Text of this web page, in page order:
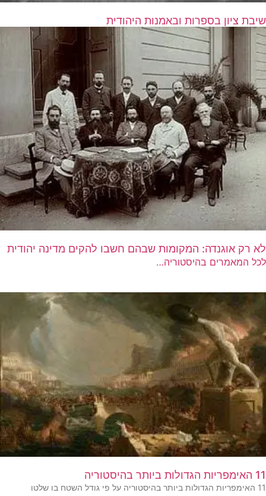
שיבת ציון בספרות ובאמנות היהודית
לא רק אוגנדה: המקומות שבהם חשבו להקים מדינה יהודית
לכל המאמרים בהיסטוריה…
11 האימפריות הגדולות ביותר בהיסטוריה
11 האימפריות הגדולות ביותר בהיסטוריה על פי גודל השטח בו שלטו